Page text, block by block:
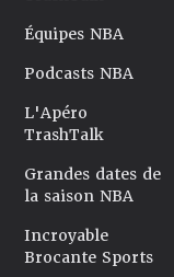
Équipes NBA
Podcasts NBA
L'Apéro
TrashTalk
Grandes dates de
la saison NBA
Incroyable
Brocante Sports